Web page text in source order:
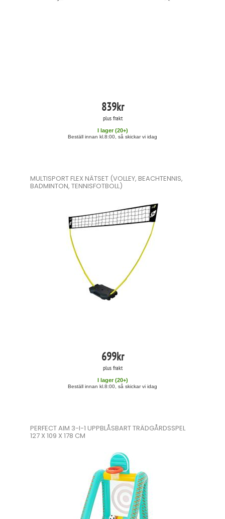
839kr
plus frakt
I lager (20+)
Beställ innan kl.8:00, så skickar vi idag
MULTISPORT FLEX NÄTSET (VOLLEY, BEACHTENNIS,
BADMINTON, TENNISFOTBOLL)
699kr
plus frakt
I lager (20+)
Beställ innan kl.8:00, så skickar vi idag
PERFECT AIM 3-I-1 UPPBLÅSBART TRÄDGÅRDSSPEL
127 X 109 X 178 CM